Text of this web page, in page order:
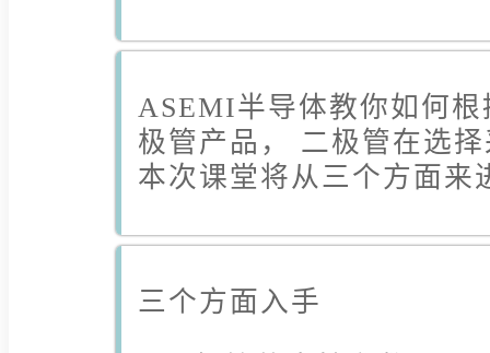
ASEMI半导体教你如何
极管产品， 二极管在选
本次课堂将从三个方面来
三个方面入手